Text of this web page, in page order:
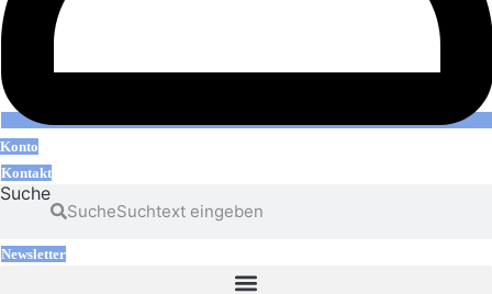
Konto
Kontakt
Suche
Suche
Newsletter